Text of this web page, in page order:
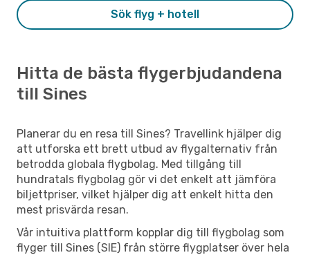
Sök flyg + hotell
Hitta de bästa flygerbjudandena
till Sines
Planerar du en resa till Sines? Travellink hjälper dig
att utforska ett brett utbud av flygalternativ från
betrodda globala flygbolag. Med tillgång till
hundratals flygbolag gör vi det enkelt att jämföra
biljettpriser, vilket hjälper dig att enkelt hitta den
mest prisvärda resan.
Vår intuitiva plattform kopplar dig till flygbolag som
flyger till Sines (SIE) från större flygplatser över hela